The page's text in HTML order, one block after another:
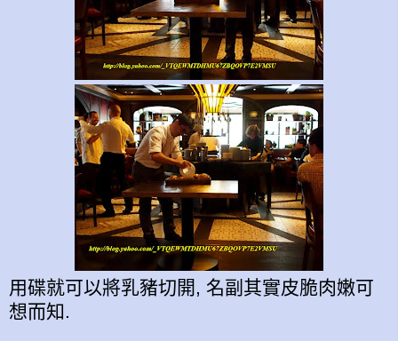
用碟就可以將乳豬切開, 名副其實皮脆肉嫩可
想而知.